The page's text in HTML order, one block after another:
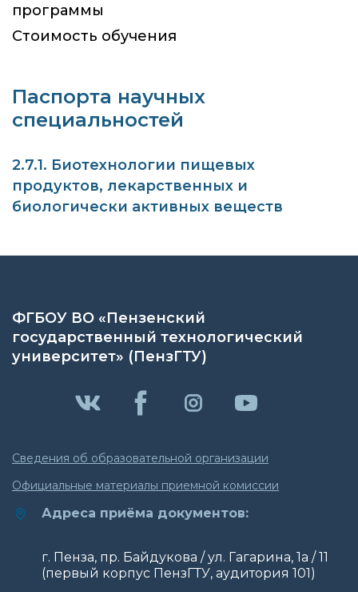
программы
Стоимость обучения
Паспорта научных
специальностей
2.7.1. Биотехнологии пищевых
продуктов, лекарственных и
биологически активных веществ
ФГБОУ ВО «Пензенский
государственный технологический
университет» (ПензГТУ)
Сведения об образовательной организации
Официальные материалы приемной комиссии
Адреса приёма документов:
г. Пенза, пр. Байдукова / ул. Гагарина, 1а / 11
(первый корпус ПензГТУ, аудитория 101)